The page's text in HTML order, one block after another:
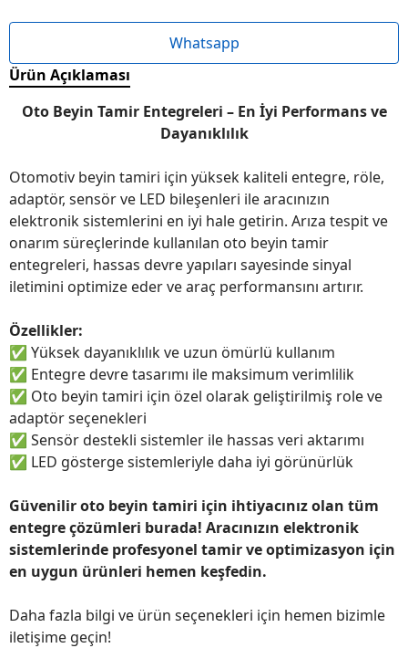
Whatsapp
Ürün Açıklaması
Oto Beyin Tamir Entegreleri – En İyi Performans ve
Dayanıklılık
Otomotiv beyin tamiri için yüksek kaliteli entegre, röle,
adaptör, sensör ve LED bileşenleri ile aracınızın
elektronik sistemlerini en iyi hale getirin. Arıza tespit ve
onarım süreçlerinde kullanılan oto beyin tamir
entegreleri, hassas devre yapıları sayesinde sinyal
iletimini optimize eder ve araç performansını artırır.
Özellikler:
✅ Yüksek dayanıklılık ve uzun ömürlü kullanım
✅ Entegre devre tasarımı ile maksimum verimlilik
✅ Oto beyin tamiri için özel olarak geliştirilmiş role ve
adaptör seçenekleri
✅ Sensör destekli sistemler ile hassas veri aktarımı
✅ LED gösterge sistemleriyle daha iyi görünürlük
Güvenilir oto beyin tamiri için ihtiyacınız olan tüm
entegre çözümleri burada! Aracınızın elektronik
sistemlerinde profesyonel tamir ve optimizasyon için
en uygun ürünleri hemen keşfedin.
Daha fazla bilgi ve ürün seçenekleri için hemen bizimle
iletişime geçin!